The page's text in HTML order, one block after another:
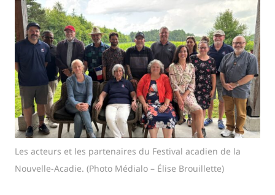
Les acteurs et les partenaires du Festival acadien de la
Nouvelle-Acadie. (Photo Médialo – Élise Brouillette)